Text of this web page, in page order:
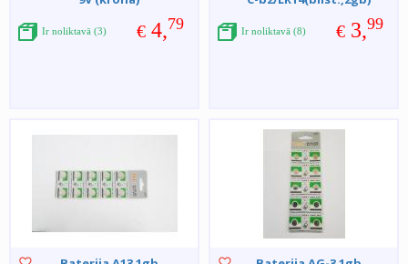
€ 4,79
Ir noliktavā (3) € 3,99
Ir noliktavā (8)